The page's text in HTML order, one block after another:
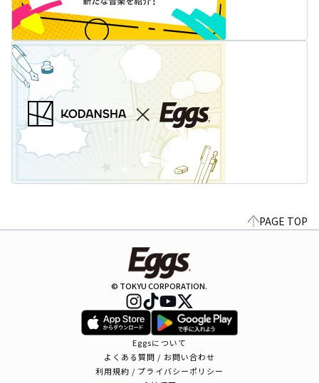
PAGE TOP
© TOKYU CORPORATION.
Eggsについて
よくある質問 / お問い合わせ
利用規約 / プライバシーポリシー